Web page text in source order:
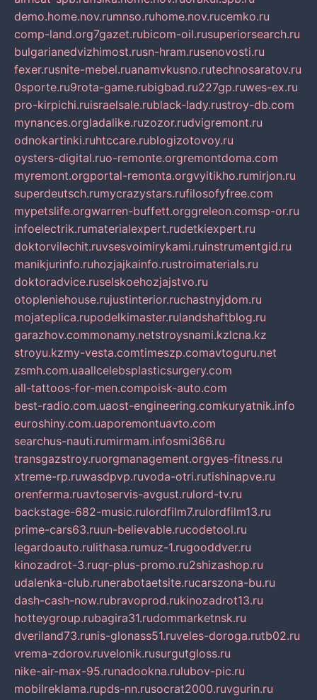
demo.home.nov.rumnso.ruhome.nov.rucemko.ru
comp-land.org7gazet.rubicom-oil.rusuperiorsearch.ru
bulgarianedvizhimost.rusn-hram.rusenovosti.ru
fexer.rusnite-mebel.ruanamvkusno.rutechnosaratov.ru
0sporte.ru9rota-game.rubigbad.ru227gp.ruwes-ex.ru
pro-kirpichi.ruisraelsale.rublack-lady.rustroy-db.com
mynances.orgladalike.ruzozor.rudvigremont.ru
odnokartinki.ruhtccare.rublogizotovoy.ru
oysters-digital.ruo-remonte.orgremontdoma.com
myremont.orgportal-remonta.orgvyitikho.rumirjon.ru
superdeutsch.rumycrazystars.rufilosofyfree.com
mypetslife.orgwarren-buffett.orggreleon.comsp-or.ru
infoelectrik.rumaterialexpert.rudetkiexpert.ru
doktorvilechit.ruvsesvoimirykami.ruinstrumentgid.ru
manikjurinfo.ruhozjajkainfo.rustroimaterials.ru
doktoradvice.ruselskoehozjajstvo.ru
otopleniehouse.rujustinterior.ruchastnyjdom.ru
mojateplica.rupodelkimaster.rulandshaftblog.ru
garazhov.commonamy.netstroysnami.kzlcna.kz
stroyu.kzmy-vesta.comtimeszp.comavtoguru.net
zsmh.com.uaallcelebsplasticsurgery.com
all-tattoos-for-men.compoisk-auto.com
best-radio.com.uaost-engineering.comkuryatnik.info
euroshiny.com.uaporemontuavto.com
searchus-nauti.rumirmam.infosmi366.ru
transgazstroy.ruorgmanagement.orgyes-fitness.ru
xtreme-rp.ruwasdpvp.ruvoda-otri.rutishinapve.ru
orenferma.ruavtoservis-avgust.rulord-tv.ru
backstage-682-music.rulordfilm7.rulordfilm13.ru
prime-cars63.ruun-believable.rucodetool.ru
legardoauto.rulithasa.rumuz-1.rugooddver.ru
kinozadrot-3.ruqr-plus-promo.ru2shizashop.ru
udalenka-club.runerabotaetsite.rucarszona-bu.ru
dash-cash-now.rubravoprod.rukinozadrot13.ru
hotteygroup.rubagira31.rudommarketnsk.ru
dveriland73.runis-glonass51.ruveles-doroga.rutb02.ru
vrema-zdorov.ruvelonik.rusurgutgloss.ru
nike-air-max-95.runadookna.rulubov-pic.ru
mobilreklama.rupds-nn.rusocrat2000.ruvgurin.ru